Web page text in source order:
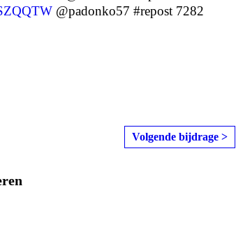
@padonko57 #repost 7282
Volgende bijdrage >